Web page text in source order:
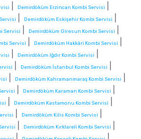
Demirdöküm Erzincan Kombi Servisi
Demirdöküm Eskişehir Kombi Servisi
Servisi Demirdöküm Giresun Kombi Servisi
Servisi Demirdöküm Hakkâri Kombi Servisi
Demirdöküm Iğdır Kombi Servisi
Demirdöküm İstanbul Kombi Servisi
Demirdöküm Kahramanmaraş Kombi Servisi
Demirdöküm Karaman Kombi Servisi
Demirdöküm Kastamonu Kombi Servisi
Demirdöküm Kilis Kombi Servisi
Demirdöküm Kırklareli Kombi Servisi